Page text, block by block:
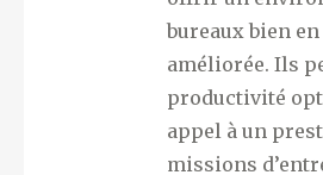
bureaux bien
améliorée. Ils
productivité
appel à un
missions